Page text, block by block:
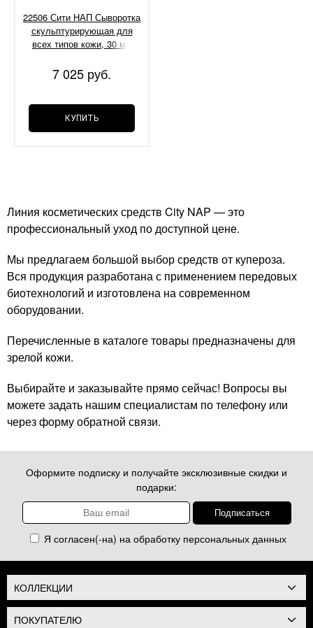
22506 Сити НАП Сыворотка
скульптурирующая для
всех типов кожи, 30 мл
7 025 руб.
КУПИТЬ
Линия косметических средств City NAP — это
профессиональный уход по доступной цене.
Мы предлагаем большой выбор средств от купероза.
Вся продукция разработана с применением передовых
биотехнологий и изготовлена на современном
оборудовании.
Перечисленные в каталоге товары предназначены для
зрелой кожи.
Выбирайте и заказывайте прямо сейчас! Вопросы вы
можете задать нашим специалистам по телефону или
через форму обратной связи.
Оформите подписку и получайте эксклюзивные скидки и
подарки:
Я согласен(-на) на обработку персональных данных
КОЛЛЕКЦИИ
ПОКУПАТЕЛЮ